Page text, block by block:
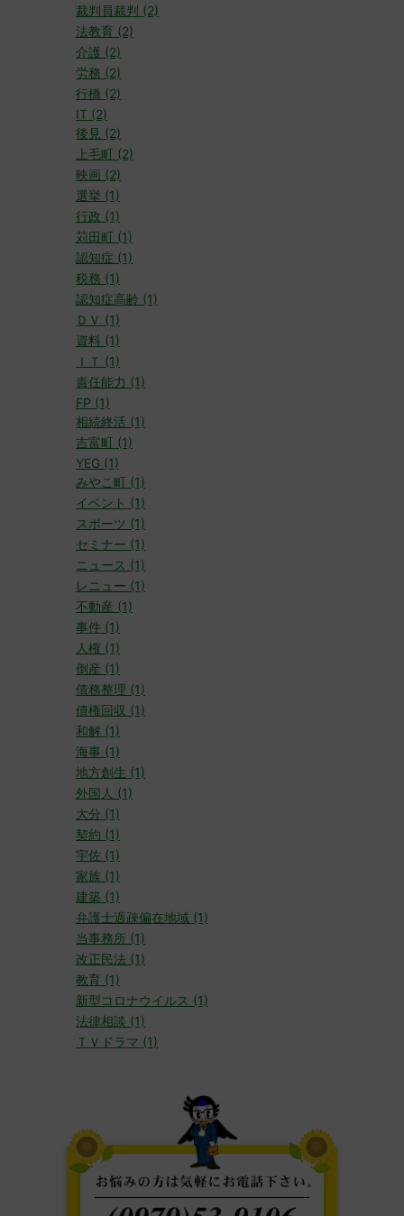
裁判員裁判 (2)
法教育 (2)
介護 (2)
労務 (2)
行橋 (2)
IT (2)
後見 (2)
上毛町 (2)
映画 (2)
選挙 (1)
行政 (1)
苅田町 (1)
認知症 (1)
税務 (1)
認知症高齢 (1)
ＤＶ (1)
資料 (1)
ＩＴ (1)
責任能力 (1)
FP (1)
相続終活 (1)
吉富町 (1)
YEG (1)
みやこ町 (1)
イベント (1)
スポーツ (1)
セミナー (1)
ニュース (1)
レニュー (1)
不動産 (1)
事件 (1)
人権 (1)
倒産 (1)
債務整理 (1)
債権回収 (1)
和解 (1)
海事 (1)
地方創生 (1)
外国人 (1)
大分 (1)
契約 (1)
宇佐 (1)
家族 (1)
建築 (1)
弁護士過疎偏在地域 (1)
当事務所 (1)
改正民法 (1)
教育 (1)
新型コロナウイルス (1)
法律相談 (1)
ＴＶドラマ (1)